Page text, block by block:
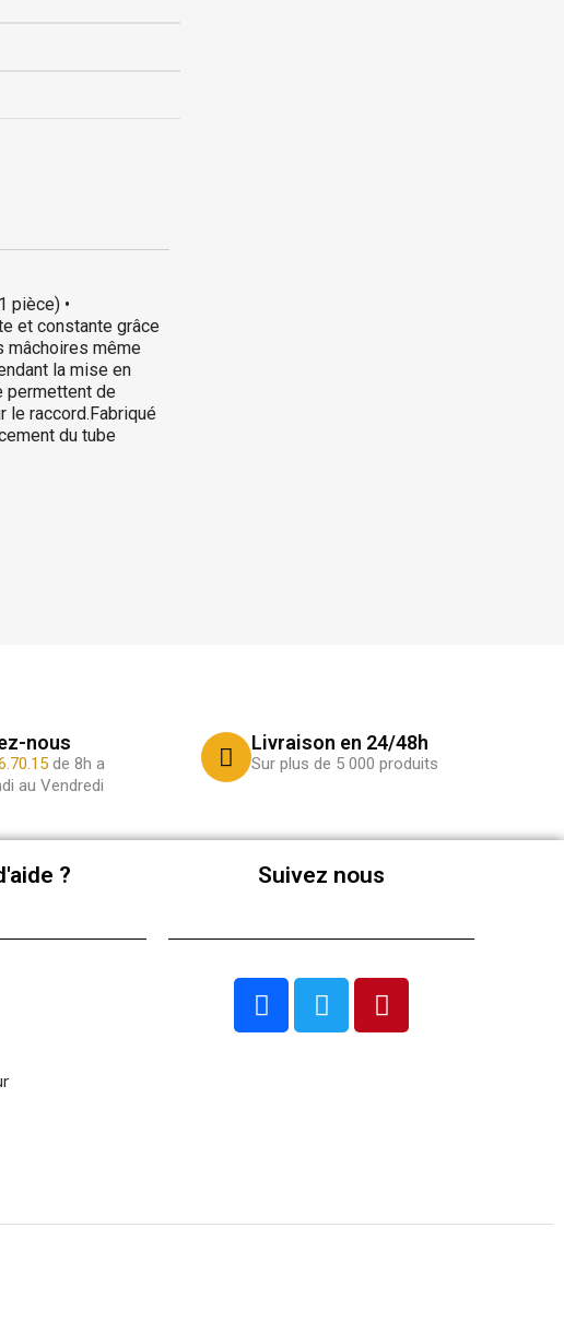
pièce) •
et constante grâce
mâchoires même
la mise en
permettent de
le raccord.Fabriqué
du tube
nous
de 8h a
au Vendredi
Livraison en 24/48h
Sur plus de 5 000 produits
? Suivez nous